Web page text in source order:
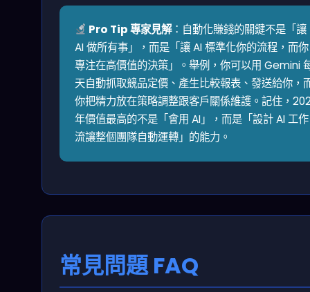
Pro Tip 專家見解：自動化賺錢的關鍵不是「讓
AI 做所有事」，而是「讓 AI 標準化你的流程，而你
專注在高價值的決策」。舉例，你可以用 Gemini
天自動抓取競品定價、產生比較報表、發送給你，
你把精力放在策略調整跟客戶關係維護。記住，
年價值最高的不是「會用 AI」，而是「設計 AI 工作
流讓整個團隊自動運轉」的能力。
常見問題 FAQ